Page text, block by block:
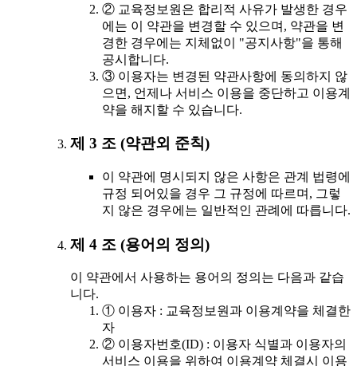
② 교육정보원은 합리적 사유가 발생한 경우
에는 이 약관을 변경할 수 있으며, 약관을 변
경한 경우에는 지체없이 "공지사항"을 통해
공시합니다.
③ 이용자는 변경된 약관사항에 동의하지 않
으면, 언제나 서비스 이용을 중단하고 이용계
약을 해지할 수 있습니다.
제 3 조 (약관외 준칙)
이 약관에 명시되지 않은 사항은 관계 법령에
규정 되어있을 경우 그 규정에 따르며, 그렇
지 않은 경우에는 일반적인 관례에 따릅니다.
제 4 조 (용어의 정의)
이 약관에서 사용하는 용어의 정의는 다음과 같습
니다.
① 이용자 : 교육정보원과 이용계약을 체결한
자
② 이용자번호(ID) : 이용자 식별과 이용자의
서비스 이용을 위하여 이용계약 체결시 이용